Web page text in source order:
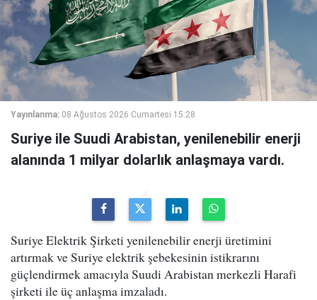
Yayınlanma: 08 Ağustos 2026 Cumartesi 15:28
Suriye ile Suudi Arabistan, yenilenebilir enerji
alanında 1 milyar dolarlık anlaşmaya vardı.
Suriye Elektrik Şirketi yenilenebilir enerji üretimini
artırmak ve Suriye elektrik şebekesinin istikrarını
güçlendirmek amacıyla Suudi Arabistan merkezli Harafi
şirketi ile üç anlaşma imzaladı.